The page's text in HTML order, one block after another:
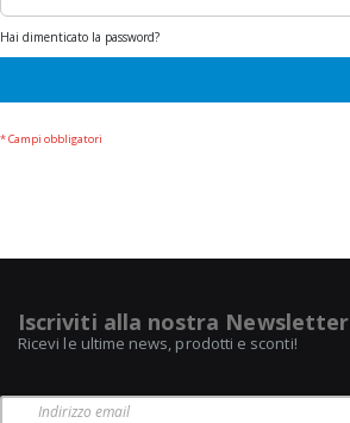
Hai dimenticato la password?
Iscriviti alla nostra Newsletter
Ricevi le ultime news, prodotti e sconti!